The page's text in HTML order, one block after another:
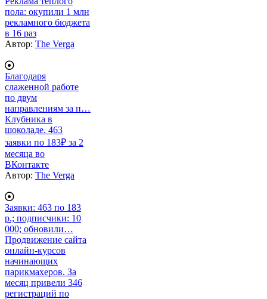
пола: окупили 1 млн
рекламного бюджета
в 16 раз
Автор: The Verga
Благодаря
слаженной работе
по двум
направлениям за п…
Клубника в
шоколаде. 463
заявки по 183₽ за 2
месяца во
ВКонтакте
Автор: The Verga
Заявки: 463 по 183
р.; подписчики: 10
000; обновили…
Продвижение сайта
онлайн-курсов
начинающих
парикмахеров. За
месяц привели 346
регистраций по